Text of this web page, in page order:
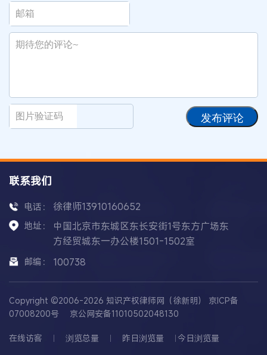
发布评论
联系我们
电话： 徐律师13910160652
地址：
中国北京市东城区东长安街1号东方广场东
方经贸城东一办公楼1501-1502室
邮编： 100738
Copyright ©2006-2026 知识产权律师网（徐新明） 京ICP备
07008200号
京公网安备11010502048130
在线访客 浏览总量 昨日浏览量 今日浏览量